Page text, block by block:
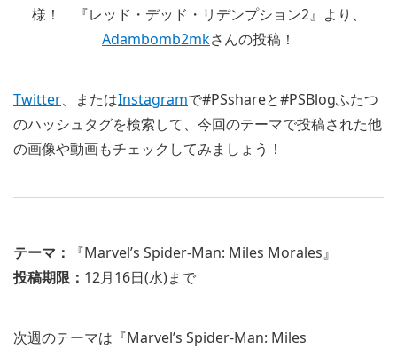
様！ 『レッド・デッド・リデンプション2』より、
Adambomb2mkさんの投稿！
Twitter、またはInstagramで#PSshareと#PSBlogふたつ
のハッシュタグを検索して、今回のテーマで投稿された他
の画像や動画もチェックしてみましょう！
テーマ：
『Marvel’s Spider-Man: Miles Morales』
投稿期限： 12月16日(水)まで
次週のテーマは『Marvel’s Spider-Man: Miles